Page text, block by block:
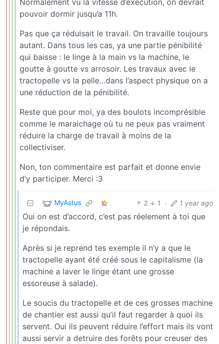
pouvoir dormir jusqu’a 11h.
Pas que ça réduisait le travail. On travaille toujours
autant. Dans tous les cas, ya une partie pénibilité
qui baisse : le linge à la main vs la machine, le
goutte à goutte vs arrosoir. Les travaux avec le
tractopelle vs la pelle…dans l’aspect physique on a
une réduction de la pénibilité.
Reste que pour moi, ya des boulots incomprésible
comme le maraichage où tu ne peux pas vraiment
réduire la charge de travail à moins de la
collectiviser.
Non, ton commentaire est parfait et donne envie
d’y participer. Merci :3
MyAstus 2 1 · 1 year ago
Oui on est d’accord, c’est pas réelement à toi que
je répondais.
Après si je reprend tes exemple il n’y a que le
tractopelle ayant été créé sous le capitalisme (la
machine a laver le linge étant une grosse
essoreuse à salade).
Le soucis du tractopelle et de ces grosses machine
de chantier est aussi qu’il faut regarder à quoi ils
servent. Oui ils peuvent réduire l’effort mais ils vont
aussi servir a detruire des forêts pour creuser des